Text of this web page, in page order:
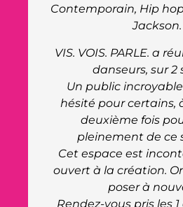
réceptif et
demandes. Ils ont
La salle a un
sa scène au niveau
plus offert une
la troupe du
pour eux. Leur retour
ils ont pris un réel
cette scène